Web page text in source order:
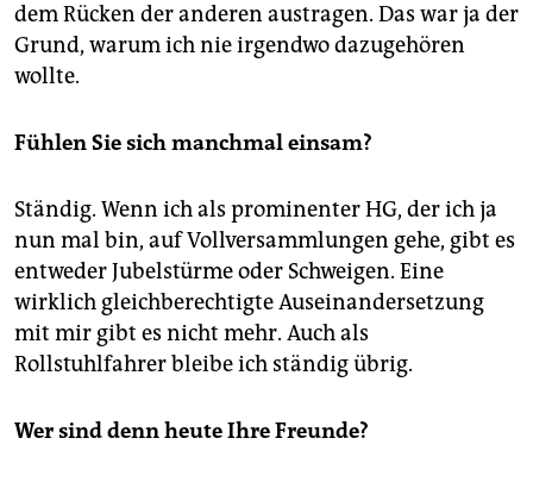
dem Rücken der anderen austragen. Das war ja der
Grund, warum ich nie irgendwo dazugehören
wollte.
Fühlen Sie sich manchmal einsam?
Ständig. Wenn ich als prominenter HG, der ich ja
nun mal bin, auf Vollversammlungen gehe, gibt es
entweder Jubelstürme oder Schweigen. Eine
wirklich gleichberechtigte Auseinandersetzung
mit mir gibt es nicht mehr. Auch als
Rollstuhlfahrer bleibe ich ständig übrig.
Wer sind denn heute Ihre Freunde?